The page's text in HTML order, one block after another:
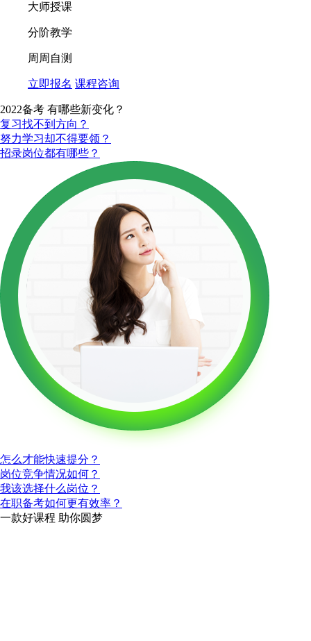
大师授课
分阶教学
周周自测
立即报名 课程咨询
2022备考 有哪些新变化？
复习找不到方向？
努力学习却不得要领？
招录岗位都有哪些？
怎么才能快速提分？
岗位竞争情况如何？
我该选择什么岗位？
在职备考如何更有效率？
一款好课程 助你圆梦